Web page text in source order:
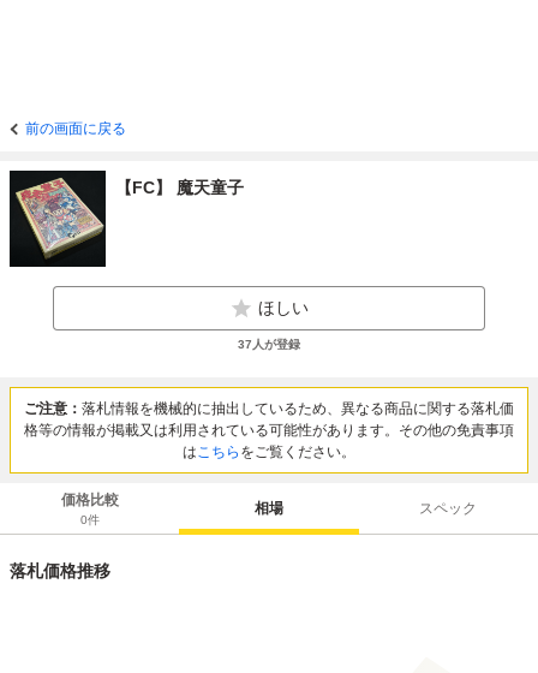
前の画面に戻る
【FC】 魔天童子
ほしい
37 人が登録
ご注意： 落札情報を機械的に抽出しているため、異なる商品に関する落札価
格等の情報が掲載又は利用されている可能性があります。その他の免責事項
はこちら をご覧ください。
価格比較
0件
相場 スペック
落札価格推移